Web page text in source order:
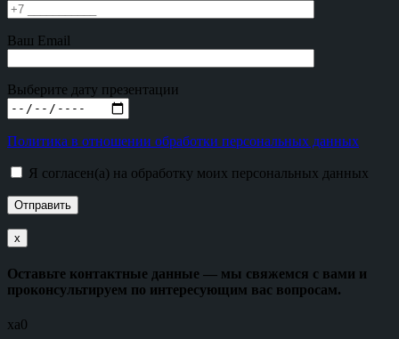
Ваш Email
Выберите дату презентации
Политика в отношении обработки персональных данных
Я согласен(а) на обработку моих персональных данных
х
Оставьте контактные данные — мы свяжемся с вами и
проконсультируем по интересующим вас вопросам.
xa0